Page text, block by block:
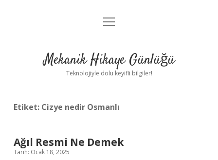
Anasayfa
Yasal Uyarı
menüyü
Mekanik Hikaye Günlüğü
Teknolojiyle dolu keyifli bilgiler!
Etiket: Cizye nedir Osmanlı
Ağıl Resmi Ne Demek
Tarih: Ocak 18, 2025